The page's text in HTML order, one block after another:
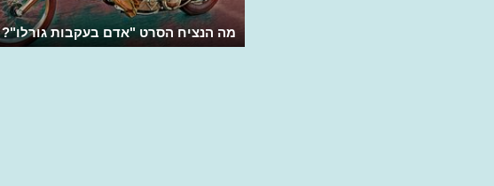
מה הנציח הסרט "אדם בעקבות גורלו"?